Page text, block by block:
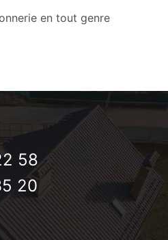
en tout genre
58
20